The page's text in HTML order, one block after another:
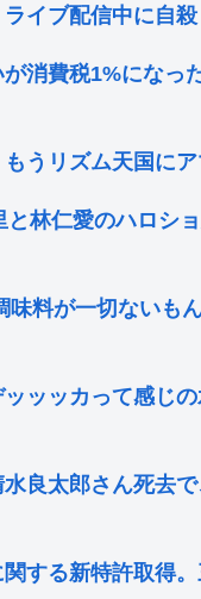
イブ配信中に自殺
が消費税1%にな
もうリズム天国に
林仁愛のハロシ
料が一切ないも
ッッッカって感じ
良太郎さん死去
関する新特許取得